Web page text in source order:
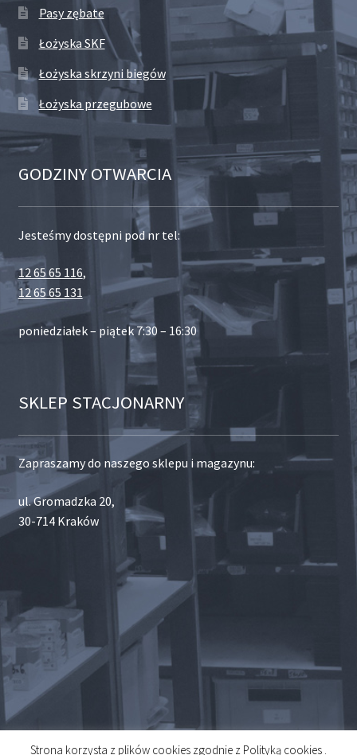
Pasy zębate
Łożyska SKF
Łożyska skrzyni biegów
Łożyska przegubowe
GODZINY OTWARCIA
Jesteśmy dostępni pod nr tel:
12 65 65 116,
12 65 65 131
poniedziałek – piątek 7:30 – 16:30
SKLEP STACJONARNY
Zapraszamy do naszego sklepu i magazynu:
ul. Gromadzka 20,
30-714 Kraków
Strona korzysta z plików cookies zgodnie z Polityką cookies .